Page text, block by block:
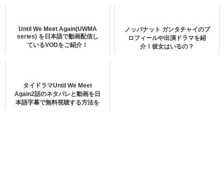
ションより安全に日本語字幕で無料視
聴する方法をご紹介！
Until We Meet Again(UWMA
series) を日本語で動画配信し
ているVODをご紹介！
ノッパナット ガンタチャイのプ
ロフィールや出演ドラマを紹
介！彼女はいるの？
タイドラマUntil We Meet
Again2話のネタバレと動画を日
本語字幕で無料視聴する方法を